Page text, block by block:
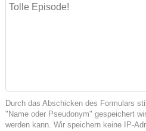
Durch das Abschicken des Formulars
"Name oder Pseudonym" gespeichert
werden kann. Wir speichern keine IP-